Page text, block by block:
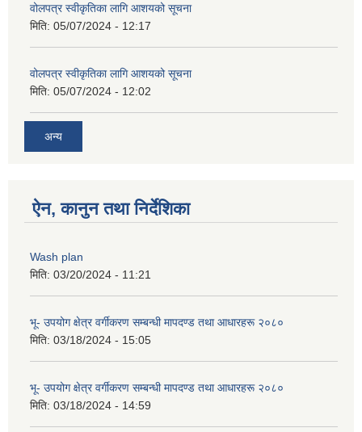
वोलपत्र स्वीकृतिका लागि आशयको सूचना
मिति: 05/07/2024 - 12:17
वोलपत्र स्वीकृतिका लागि आशयको सूचना
मिति: 05/07/2024 - 12:02
अन्य
ऐन, कानुन तथा निर्देशिका
Wash plan
मिति: 03/20/2024 - 11:21
भू- उपयोग क्षेत्र वर्गीकरण सम्बन्धी मापदण्ड तथा आधारहरू २०८०
मिति: 03/18/2024 - 15:05
भू- उपयोग क्षेत्र वर्गीकरण सम्बन्धी मापदण्ड तथा आधारहरू २०८०
मिति: 03/18/2024 - 14:59